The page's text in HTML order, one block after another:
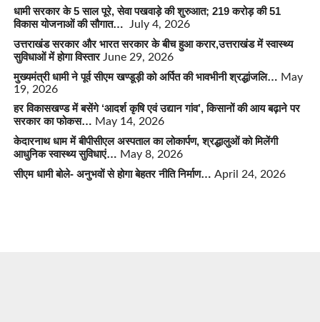
धामी सरकार के 5 साल पूरे, सेवा पखवाड़े की शुरुआत; 219 करोड़ की 51
विकास योजनाओं की सौगात…
July 4, 2026
उत्तराखंड सरकार और भारत सरकार के बीच हुआ करार,उत्तराखंड में स्वास्थ्य
सुविधाओं में होगा विस्तार June 29, 2026
मुख्यमंत्री धामी ने पूर्व सीएम खण्डूड़ी को अर्पित की भावभीनी श्रद्धांजलि… May
19, 2026
हर विकासखण्ड में बसेंगे ‘आदर्श कृषि एवं उद्यान गांव’, किसानों की आय बढ़ाने पर
सरकार का फोकस… May 14, 2026
केदारनाथ धाम में बीपीसीएल अस्पताल का लोकार्पण, श्रद्धालुओं को मिलेंगी
आधुनिक स्वास्थ्य सुविधाएं… May 8, 2026
सीएम धामी बोले- अनुभवों से होगा बेहतर नीति निर्माण… April 24, 2026